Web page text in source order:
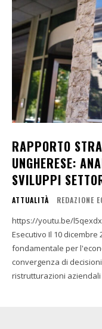
RAPPORTO
UNGHERESE:
SVILUPPI
ATTUALITÀ REDAZIONE
https://youtu.be/l5qexdx9O-8 1. Introduzione e
Esecutivo Il 10 dicembre 2025 rappresenta una data di snodo
fondamentale per
convergenza di
ristrutturazioni aziendali